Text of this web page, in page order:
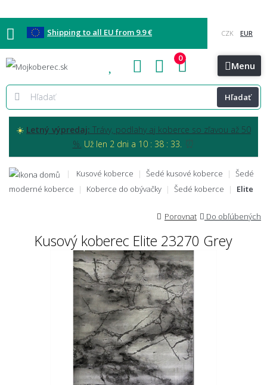
Shipping to all EU from 9.9 €
Blog Kontakt Menu
Hľadať
0
☀️ Letný výpredaj: Trávy, podlahy aj koberce so zľavou až 50
%. Už len 2 dni a 10 : 38 : 32. ⏰
Kusové koberce Šedé kusové koberce
Šedé
moderné koberce
Koberce do obývačky Šedé koberce Elite
Porovnat Do obľúbených
Kusový koberec Elite 23270 Grey